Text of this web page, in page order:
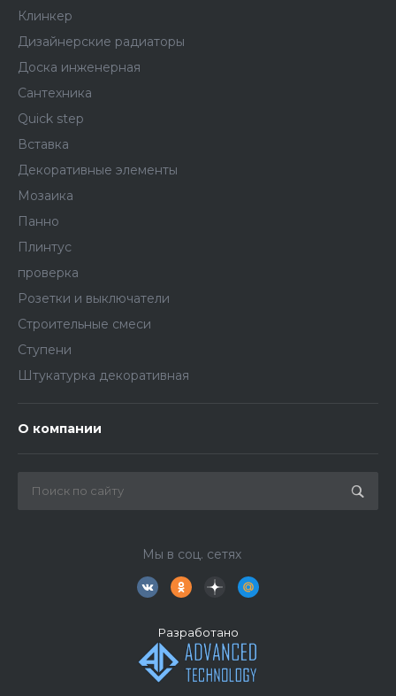
Клинкер
Дизайнерские радиаторы
Доска инженерная
Сантехника
Quick step
Вставка
Декоративные элементы
Мозаика
Панно
Плинтус
проверка
Розетки и выключатели
Строительные смеси
Ступени
Штукатурка декоративная
О компании
Мы в соц. сетях
Разработано